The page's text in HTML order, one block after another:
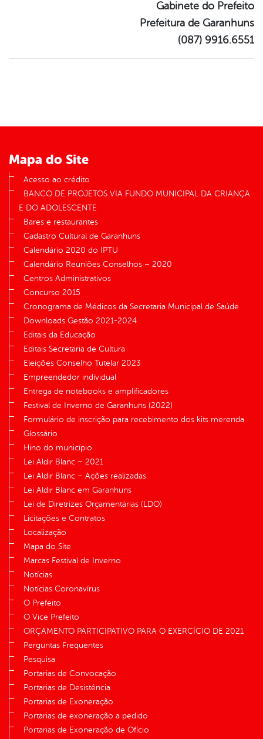
Gabinete do Prefeito
Prefeitura de Garanhuns
(087) 9916.6551
Mapa do Site
Acesso ao crédito
BANCO DE PROJETOS VIA FUNDO MUNICIPAL DA CRIANÇA
E DO ADOLESCENTE
Bares e restaurantes
Cadastro Cultural de Garanhuns
Calendário 2020 do IPTU
Calendário Reuniões Conselhos – 2020
Centros Administrativos
Concurso 2015
Cronograma de Médicos da Secretaria Municipal de Saúde
Downloads Gestão 2021-2024
Editais da Educação
Editais Secretaria de Cultura
Eleições Conselho Tutelar 2023
Empreendedor individual
Entrega de notebooks e amplificadores
Festival de Inverno de Garanhuns (2022)
Formulário de inscrição para recebimento dos kits merenda
Glossário
Hino do município
Lei Aldir Blanc – 2021
Lei Aldir Blanc – Ações realizadas
Lei Aldir Blanc em Garanhuns
Lei de Diretrizes Orçamentárias (LDO)
Licitações e Contratos
Localização
Mapa do Site
Marcas Festival de Inverno
Notícias
Notícias Coronavírus
O Prefeito
O Vice Prefeito
ORÇAMENTO PARTICIPATIVO PARA O EXERCÍCIO DE 2021
Perguntas Frequentes
Pesquisa
Portarias de Convocação
Portarias de Desistência
Portarias de Exoneração
Portarias de exoneração a pedido
Portarias de Exoneração de Ofício